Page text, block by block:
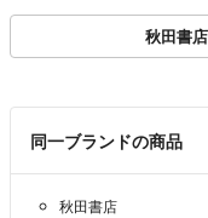
秋田書
同一ブランドの商品
秋田書店